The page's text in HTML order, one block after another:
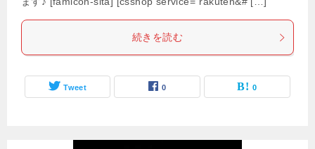
続きを読む
Tweet 0 0